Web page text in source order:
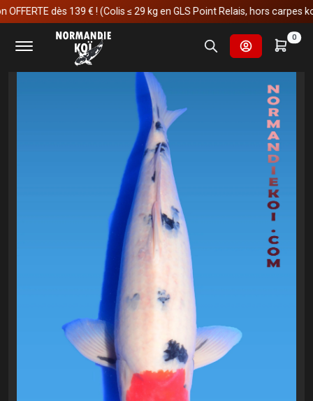
dès 139 € ! (Colis ≤ 29 kg en GLS Point Relais, hors carpes koï)
0
Accueil Carpes koï Nisai Tancho sanke